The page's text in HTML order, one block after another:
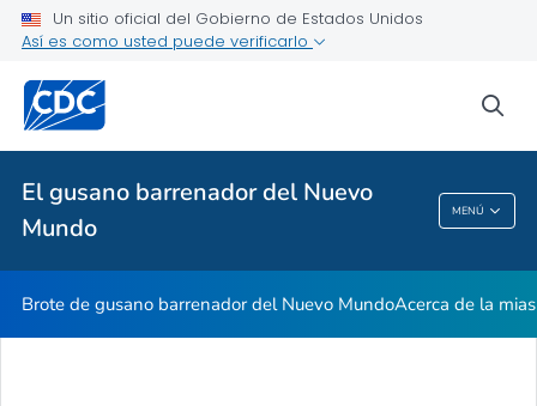
Un sitio oficial del Gobierno de Estados Unidos
Así es como usted puede verificarlo
El gusano barrenador del Nuevo
Mundo
MENÚ
Proveedores de atención médica
Salud pública
El Gusano Barrenador Del Nuevo Mundo
Brote de gusano barrenador del Nuevo MundoAcerca de la